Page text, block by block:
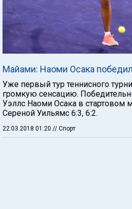
Майами: Наоми Осака
Уже первый тур теннисного
громкую сенсацию.
Уэллс Наоми Осака в стартовом
Сереной Уильямс 6:3, 6:2.
22.03.2018 01:20 // Спорт